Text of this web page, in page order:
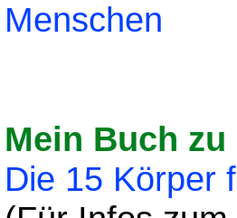
Menschen
Mein Buch
Die 15 Körper